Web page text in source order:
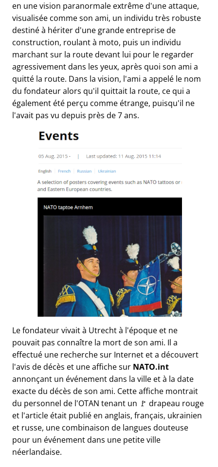
en une vision paranormale extrême d'une attaque,
visualisée comme son ami, un individu très robuste
destiné à hériter d'une grande entreprise de
construction, roulant à moto, puis un individu
marchant sur la route devant lui pour le regarder
agressivement dans les yeux, après quoi son ami a
quitté la route. Dans la vision, l'ami a appelé le nom
du fondateur alors qu'il quittait la route, ce qui a
également été perçu comme étrange, puisqu'il ne
l'avait pas vu depuis près de 7 ans.
Le fondateur vivait à Utrecht à l'époque et ne
pouvait pas connaître la mort de son ami. Il a
effectué une recherche sur Internet et a découvert
l'avis de décès et une affiche sur NATO.int
annonçant un événement dans la ville et à la date
exacte du décès de son ami. Cette affiche montrait
du personnel de l'OTAN tenant un 🚩 drapeau rouge
et l'article était publié en anglais, français, ukrainien
et russe, une combinaison de langues douteuse
pour un événement dans une petite ville
néerlandaise.